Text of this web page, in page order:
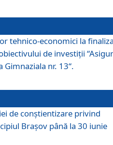
tehnico-economici la
de investiții
nr. 13“.
de conștientizare privind
Braşov până la 30 iunie